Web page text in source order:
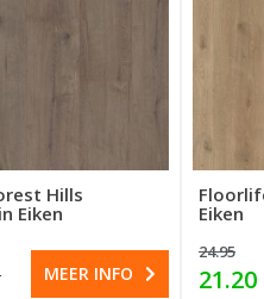
Hills
Eiken
MEER INFO
Eiken
24.95
21.20